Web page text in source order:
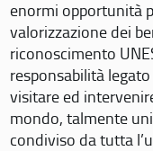
enormi opportunità
valorizzazione dei
riconoscimento
responsabilità
visitare ed
mondo, talmente
condiviso da tutta